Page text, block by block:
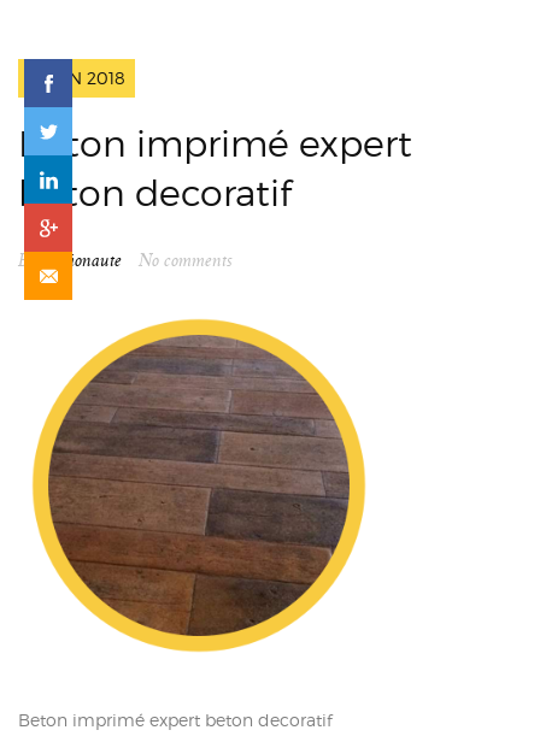
2 JUIN 2018
Beton imprimé expert
beton decoratif
By spationaute No comments
Beton imprimé expert beton decoratif